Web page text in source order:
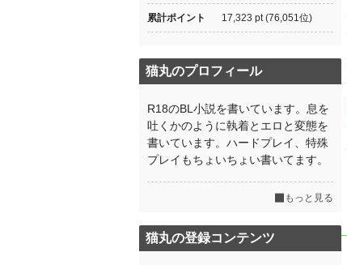
累計ポイント 17,323 pt (76,051位)
猫丸のプロフィール
R18のBL小説を書いています。息を
吐くかのように執着とエロと変態を
書いています。ハードプレイ、特殊
プレイもちょいちょい書いてます。
もっと見る
猫丸の登録コンテンツ